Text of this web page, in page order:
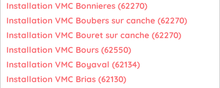
Installation VMC Bonnieres (62270)
Installation VMC Boubers sur canche (62270)
Installation VMC Bouret sur canche (62270)
Installation VMC Bours (62550)
Installation VMC Boyaval (62134)
Installation VMC Brias (62130)